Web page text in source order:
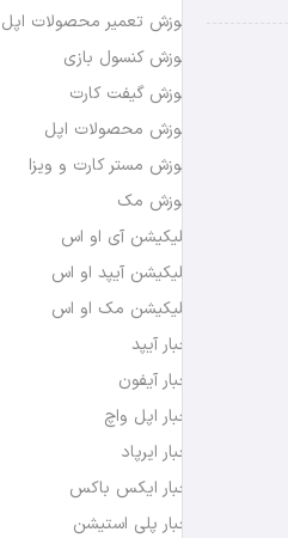
آموزش تعمیر محصولات اپل
آموزش کنسول بازی
آموزش گیفت کارت
آموزش محصولات اپل
آموزش مستر کارت و ویزا
آموزش مک
اپلیکیشن آی او اس
اپلیکیشن آیپد او اس
اپلیکیشن مک او اس
اخبار آیپد
اخبار آیفون
اخبار اپل واچ
اخبار ایرپاد
اخبار ایکس باکس
اخبار پلی استیشن